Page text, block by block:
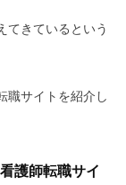
てきているという
職サイトを紹介し
護師転職サイ